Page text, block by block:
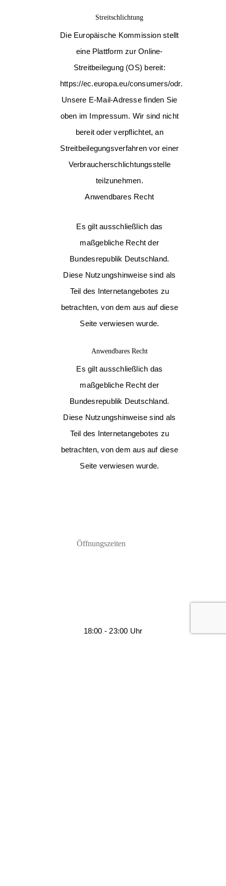
Streitschlichtung
Die Europäische Kommission stellt
eine Plattform zur Online-
Streitbeilegung (OS) bereit:
https://ec.europa.eu/consumers/odr.
Unsere E-Mail-Adresse finden Sie
oben im Impressum. Wir sind nicht
bereit oder verpflichtet, an
Streitbeilegungsverfahren vor einer
Verbraucherschlichtungsstelle
teilzunehmen.
Anwendbares Recht
Es gilt ausschließlich das
maßgebliche Recht der
Bundesrepublik Deutschland.
Diese Nutzungshinweise sind als
Teil des Internetangebotes zu
betrachten, von dem aus auf diese
Seite verwiesen wurde.
Anwendbares Recht
Es gilt ausschließlich das
maßgebliche Recht der
Bundesrepublik Deutschland.
Diese Nutzungshinweise sind als
Teil des Internetangebotes zu
betrachten, von dem aus auf diese
Seite verwiesen wurde.
Öffnungszeiten
18:00 - 23:00 Uhr